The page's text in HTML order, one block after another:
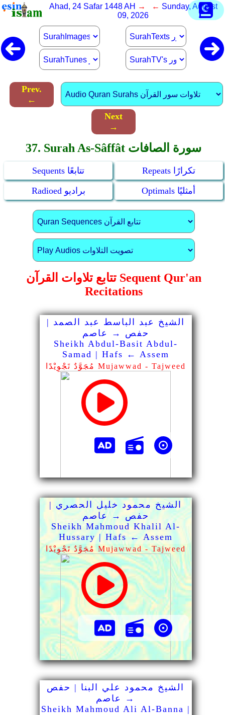
Ahad, 24 Safar 1448 AH → ← Sunday, August
09, 2026
Prev.
←
Next
→
37. Surah As-Sâffât سورة الصافات
Sequents تتابعًا
Repeats تكرارًا
Radioed براديو
Optimals أمثليًا
تتابع تلاوات القرآن Sequent Qur'an
Recitations
الشيخ عبد الباسط عبد الصمد |
حفص → عاصم
Sheikh Abdul-Basit Abdul-
Samad | Hafs ← Assem
مُجَوَّدٌ تَجْوِيْدًا Mujawwad - Tajweed
الشيخ محمود خليل الحصري |
حفص → عاصم
Sheikh Mahmoud Khalil Al-
Hussary | Hafs ← Assem
مُجَوَّدٌ تَجْوِيْدًا Mujawwad - Tajweed
الشيخ محمود علي البنا | حفص
→ عاصم
Sheikh Mahmoud Ali Al-Banna |